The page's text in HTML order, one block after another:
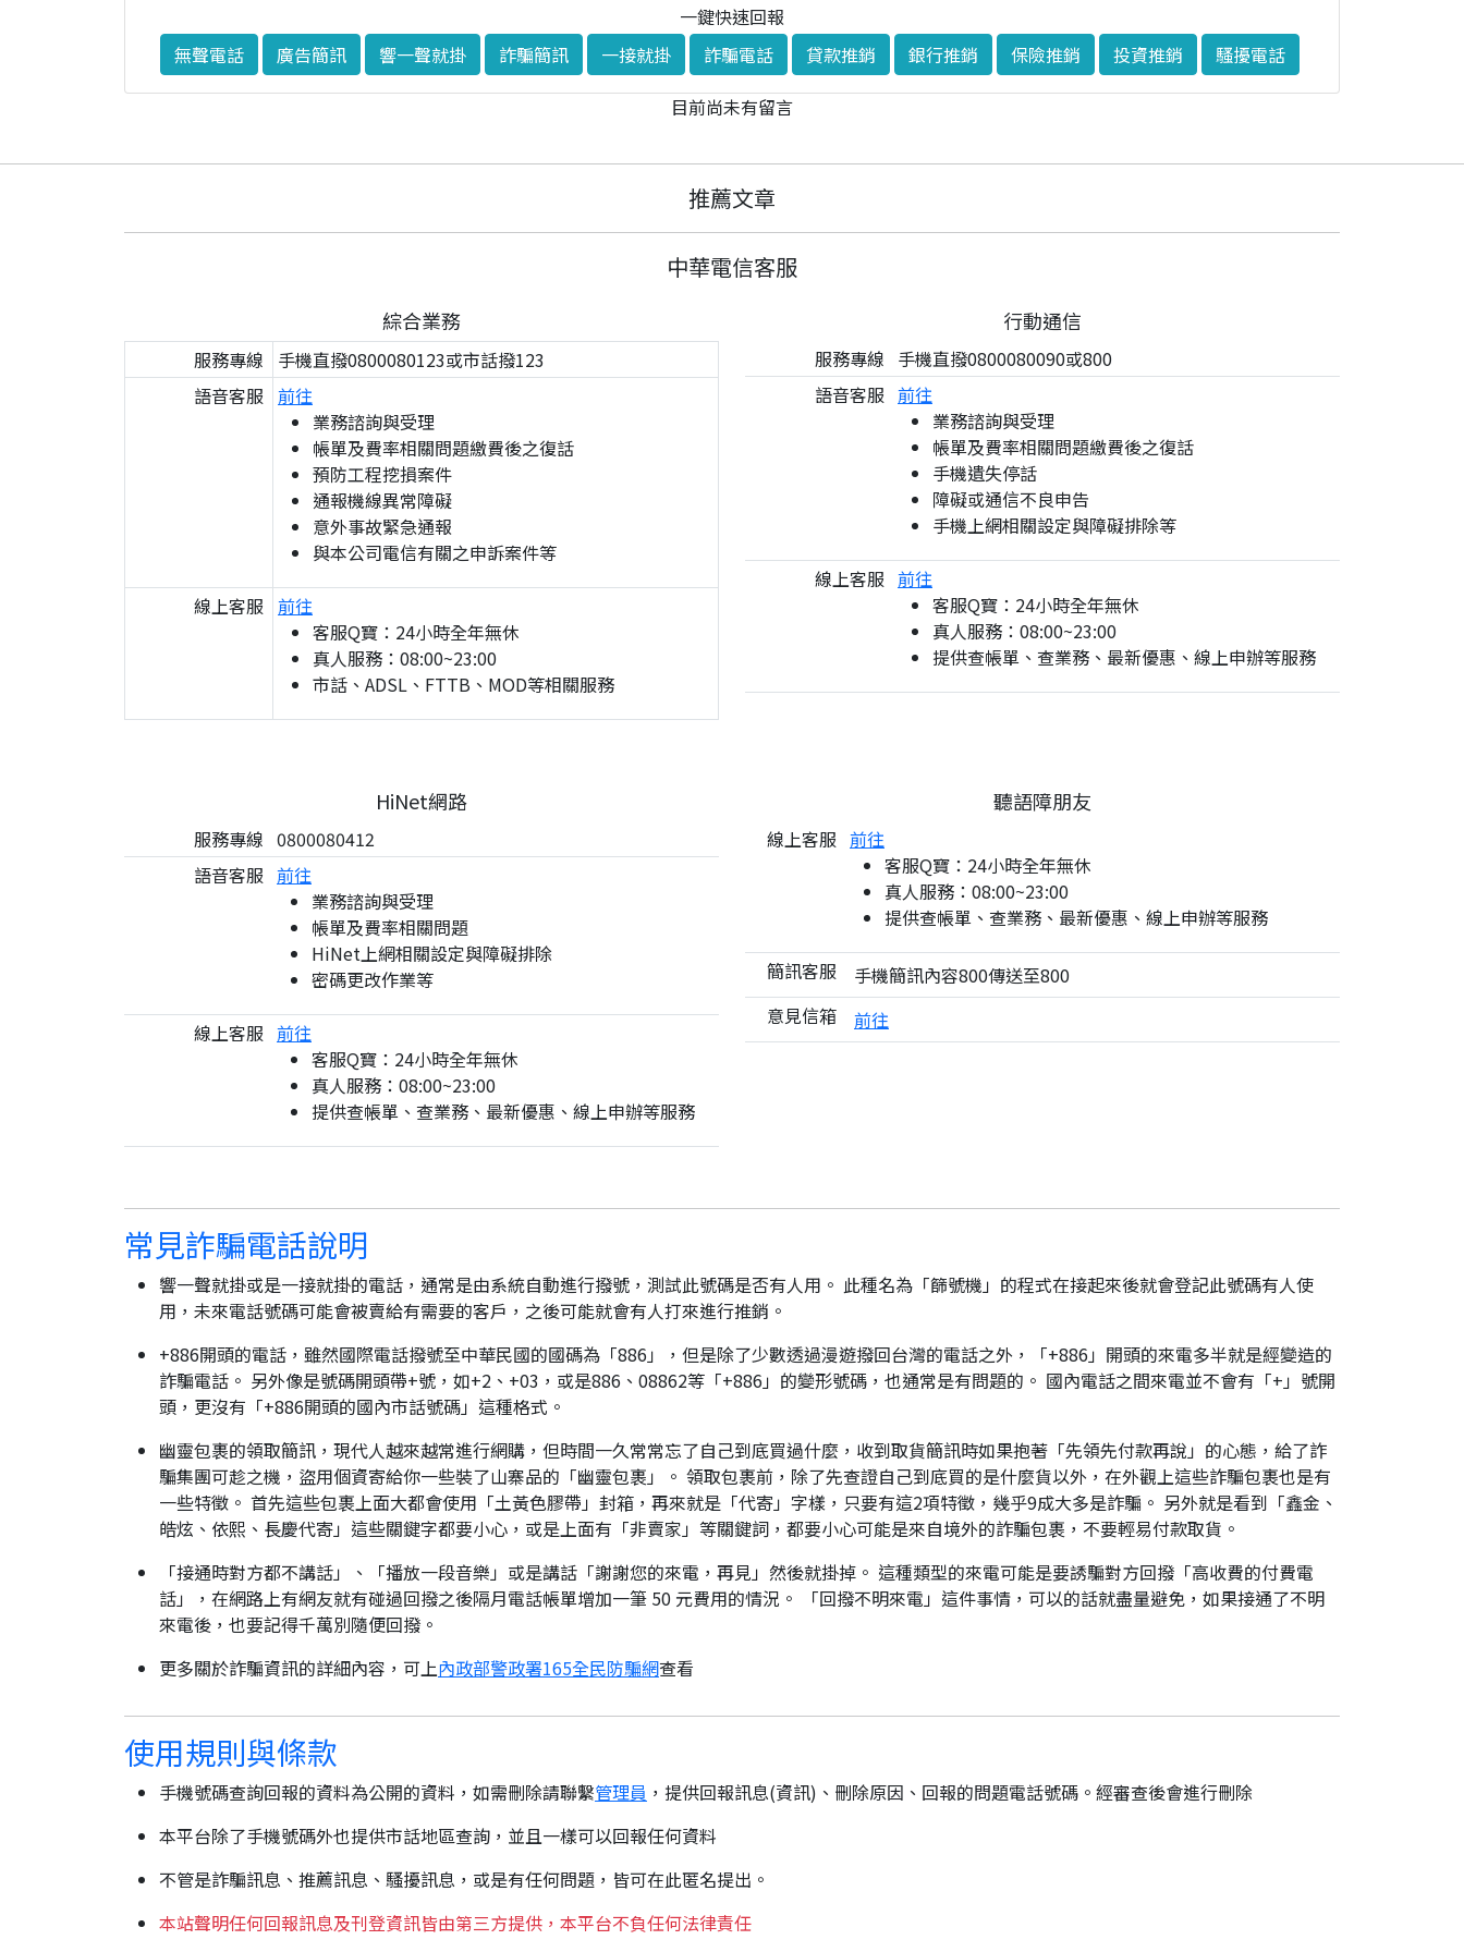
一鍵快速回報
無聲電話
廣告簡訊 響一聲就掛 詐騙簡訊 一接就掛 詐騙電話 貸款推銷 銀行推銷 保險推銷 投資推銷
騷擾電話
目前尚未有留言
推薦文章
中華電信客服
綜合業務
服務專線
手機直撥0800080123或市話撥123
語音客服 前往
業務諮詢與受理
帳單及費率相關問題繳費後之復話
預防工程挖損案件
通報機線異常障礙
意外事故緊急通報
與本公司電信有關之申訴案件等
線上客服 前往
客服Q寶：24小時全年無休
真人服務：08:00~23:00
市話、ADSL、FTTB、MOD等相關服務
行動通信
服務專線 手機直撥0800080090或800
語音客服 前往
業務諮詢與受理
帳單及費率相關問題繳費後之復話
手機遺失停話
障礙或通信不良申告
手機上網相關設定與障礙排除等
線上客服 前往
客服Q寶：24小時全年無休
真人服務：08:00~23:00
提供查帳單、查業務、最新優惠、線上申辦等服務
HiNet網路
服務專線 0800080412
語音客服 前往
業務諮詢與受理
帳單及費率相關問題
HiNet上網相關設定與障礙排除
密碼更改作業等
線上客服 前往
客服Q寶：24小時全年無休
真人服務：08:00~23:00
提供查帳單、查業務、最新優惠、線上申辦等服務
聽語障朋友
線上客服 前往
客服Q寶：24小時全年無休
真人服務：08:00~23:00
提供查帳單、查業務、最新優惠、線上申辦等服務
簡訊客服
手機簡訊內容800傳送至800
意見信箱
前往
常見詐騙電話說明
響一聲就掛或是一接就掛的電話，通常是由系統自動進行撥號，測試此號碼是否有人用。 此種名為「篩號機」的程式在接起來後就會登記此號碼有人使
用，未來電話號碼可能會被賣給有需要的客戶，之後可能就會有人打來進行推銷。
+886開頭的電話，雖然國際電話撥號至中華民國的國碼為「886」，但是除了少數透過漫遊撥回台灣的電話之外，「+886」開頭的來電多半就是經變造的
詐騙電話。 另外像是號碼開頭帶+號，如+2、+03，或是886、08862等「+886」的變形號碼，也通常是有問題的。 國內電話之間來電並不會有「+」號開
頭，更沒有「+886開頭的國內市話號碼」這種格式。
幽靈包裹的領取簡訊，現代人越來越常進行網購，但時間一久常常忘了自己到底買過什麼，收到取貨簡訊時如果抱著「先領先付款再說」的心態，給了詐
騙集團可趁之機，盜用個資寄給你一些裝了山寨品的「幽靈包裹」。 領取包裹前，除了先查證自己到底買的是什麼貨以外，在外觀上這些詐騙包裹也是有
一些特徵。 首先這些包裹上面大都會使用「土黃色膠帶」封箱，再來就是「代寄」字樣，只要有這2項特徵，幾乎9成大多是詐騙。 另外就是看到「鑫金、
皓炫、依熙、長慶代寄」這些關鍵字都要小心，或是上面有「非賣家」等關鍵詞，都要小心可能是來自境外的詐騙包裹，不要輕易付款取貨。
「接通時對方都不講話」、「播放一段音樂」或是講話「謝謝您的來電，再見」然後就掛掉。 這種類型的來電可能是要誘騙對方回撥「高收費的付費電
話」，在網路上有網友就有碰過回撥之後隔月電話帳單增加一筆 50 元費用的情況。 「回撥不明來電」這件事情，可以的話就盡量避免，如果接通了不明
來電後，也要記得千萬別隨便回撥。
更多關於詐騙資訊的詳細內容，可上內政部警政署165全民防騙網查看
使用規則與條款
手機號碼查詢回報的資料為公開的資料，如需刪除請聯繫管理員 ，提供回報訊息(資訊)、刪除原因、回報的問題電話號碼。經審查後會進行刪除
本平台除了手機號碼外也提供市話地區查詢，並且一樣可以回報任何資料
不管是詐騙訊息、推薦訊息、騷擾訊息，或是有任何問題，皆可在此匿名提出。
本站聲明任何回報訊息及刊登資訊皆由第三方提供，本平台不負任何法律責任